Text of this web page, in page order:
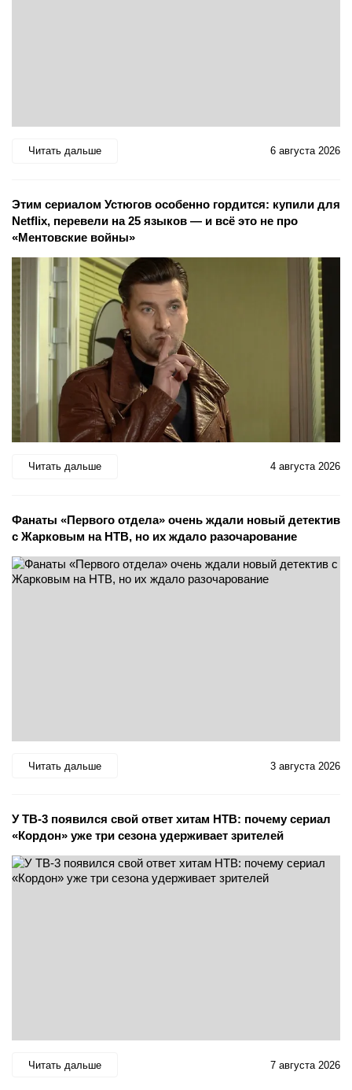
Читать дальше 6 августа 2026
Этим сериалом Устюгов особенно гордится: купили для
Netflix, перевели на 25 языков — и всё это не про
«Ментовские войны»
Читать дальше 4 августа 2026
Фанаты «Первого отдела» очень ждали новый детектив
с Жарковым на НТВ, но их ждало разочарование
Читать дальше 3 августа 2026
У ТВ-3 появился свой ответ хитам НТВ: почему сериал
«Кордон» уже три сезона удерживает зрителей
Читать дальше 7 августа 2026